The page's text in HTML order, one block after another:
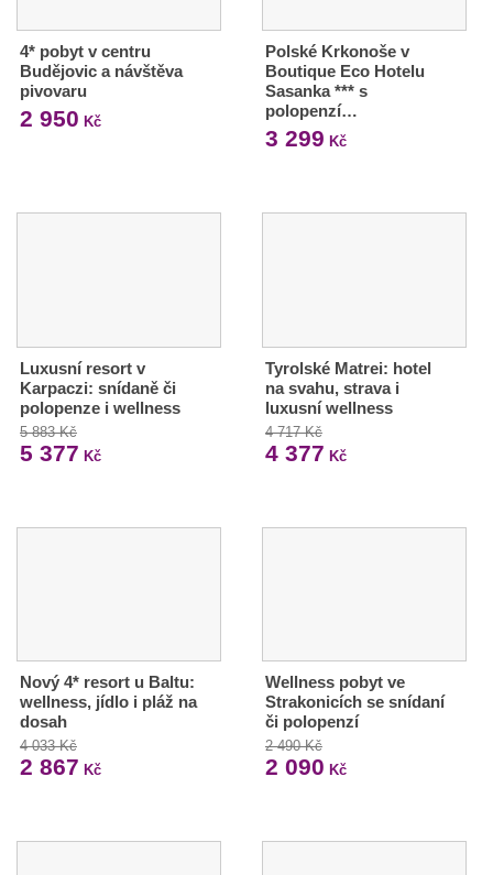
4* pobyt v centru
Budějovic a návštěva
pivovaru
2 950 Kč
Polské Krkonoše v
Boutique Eco Hotelu
Sasanka *** s
polopenzí…
3 299 Kč
Luxusní resort v
Karpaczi: snídaně či
polopenze i wellness
5 883 Kč
5 377 Kč
Tyrolské Matrei: hotel
na svahu, strava i
luxusní wellness
4 717 Kč
4 377 Kč
Nový 4* resort u Baltu:
wellness, jídlo i pláž na
dosah
4 033 Kč
2 867 Kč
Wellness pobyt ve
Strakonicích se snídaní
či polopenzí
2 490 Kč
2 090 Kč